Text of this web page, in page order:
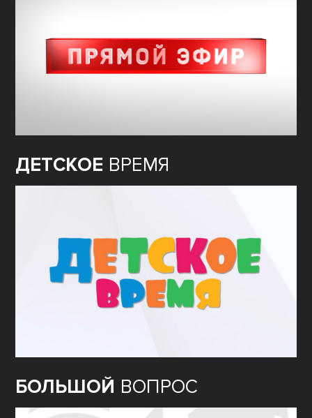
ДЕТСКОЕ ВРЕМЯ
БОЛЬШОЙ ВОПРОС